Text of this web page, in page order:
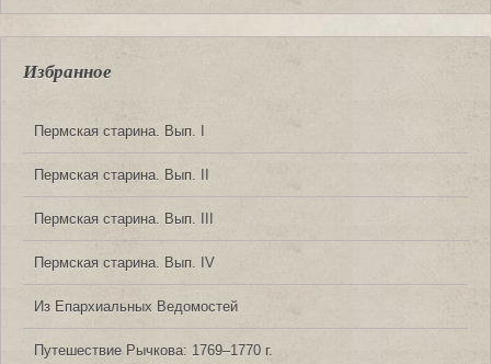
Избранное
Пермская старина. Вып. I
Пермская старина. Вып. II
Пермская старина. Вып. III
Пермская старина. Вып. IV
Из Епархиальных Ведомостей
Путешествие Рычкова: 1769‒1770 г.